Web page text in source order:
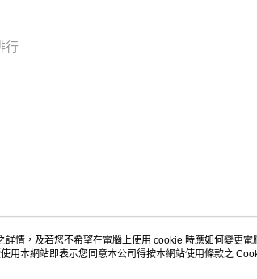
行
客戶服務
情，及若您不希望在電腦上使用 cookie 時應如何變更電
用本網站即表示您同意本公司得按本網站使用條款之